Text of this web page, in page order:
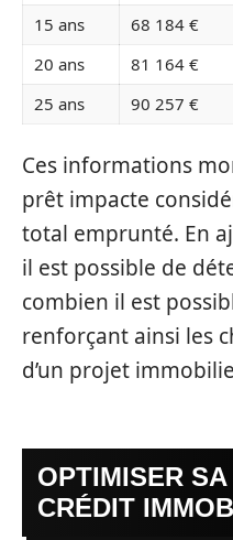
15 ans
68 184 €
20 ans
81 164 €
25 ans
90 257 €
Ces informations
prêt impacte
total emprunté. En
il est possible de
combien il est
renforçant ainsi les
d’un projet
OPTIMISER
CRÉDIT